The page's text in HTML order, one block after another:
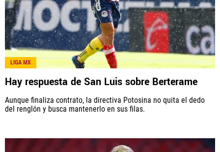
LIGA MX
Hay respuesta de San Luis sobre Berterame
Aunque finaliza contrato, la directiva Potosina no quita el dedo
del renglón y busca mantenerlo en sus filas.